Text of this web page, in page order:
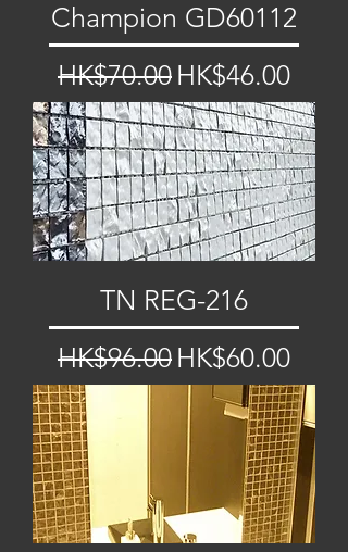
Champion GD60112
一般價格
HK$70.00 促銷價格
HK$46.00
TN REG-216
一般價格
HK$96.00 促銷價格
HK$60.00